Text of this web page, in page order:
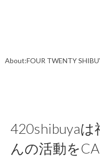
About:FOUR TWENTY
420shibuyaは
んの活動を